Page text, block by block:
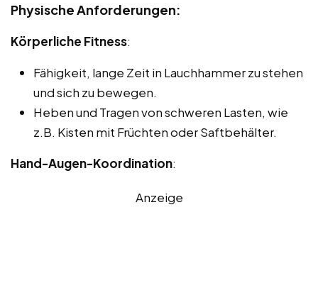
Physische Anforderungen:
Körperliche Fitness:
Fähigkeit, lange Zeit in Lauchhammer zu stehen
und sich zu bewegen.
Heben und Tragen von schweren Lasten, wie
z.B. Kisten mit Früchten oder Saftbehälter.
Hand-Augen-Koordination:
Anzeige